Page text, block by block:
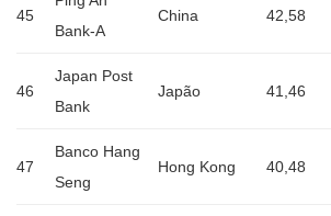
45
Bank-A
China 42,58
46
Japan Post
Bank
Japão 41,46
47
Banco Hang
Seng
Hong Kong 40,48